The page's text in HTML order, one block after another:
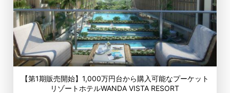
【第1期販売開始】1,000万円台から購入可能なプーケット
リゾートホテルWANDA VISTA RESORT